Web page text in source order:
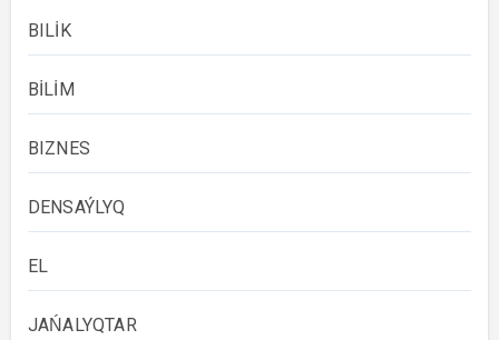
BILİK
BİLİM
BIZNES
DENSAÝLYQ
EL
JAŃALYQTAR